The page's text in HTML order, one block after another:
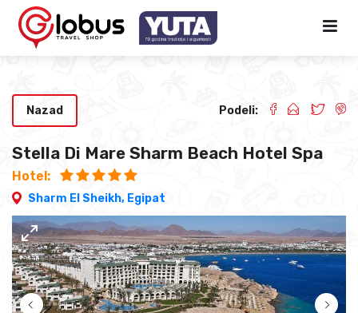
Stella Di Mare Sharm Beach Hotel Spa
Hotel:
Sharm El Sheikh, Egipat
Nazad Podeli: